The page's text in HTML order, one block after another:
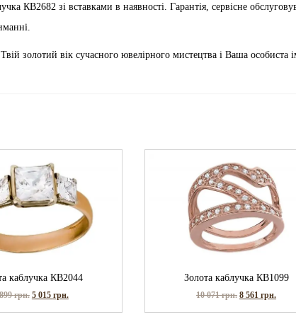
КВ2682 зі вставками в наявності. Гарантія, сервісне
золотий вік сучасного ювелірного мистецтва і Ваша особиста
каблучка КВ2044
грн. 5 015 грн.
Золота каблучка КВ1099
10 071грн. 8 561грн.